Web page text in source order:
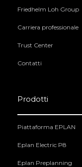
Friedhelm Loh Group
Carriera professionale
Trust Center
Contatti
Prodotti
Piattaforma EPLAN
Eplan Electric P8
Eplan Preplanning